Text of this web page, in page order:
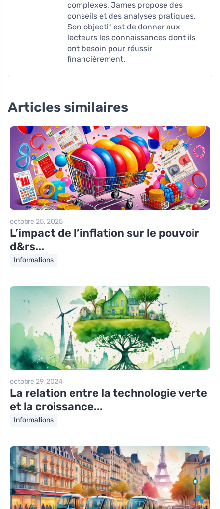
complexes, James propose des
conseils et des analyses pratiques.
Son objectif est de donner aux
lecteurs les connaissances dont ils
ont besoin pour réussir
financièrement.
Articles similaires
octobre 25, 2025
L’impact de l’inflation sur le pouvoir
d&rs...
Informations
octobre 29, 2024
La relation entre la technologie verte
et la croissance...
Informations